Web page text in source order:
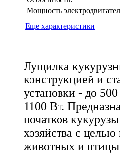
Мощность
Еще характеристики
Лущилка
конструкцией и
установки - до
1100 Вт.
початков
хозяйства с
животных и